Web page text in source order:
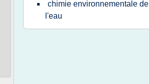
chimie environnementale de
l'eau